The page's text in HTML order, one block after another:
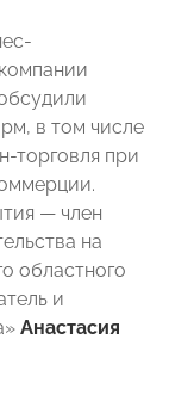
в том числе
торговля при
— член
на
областного
и
Анастасия